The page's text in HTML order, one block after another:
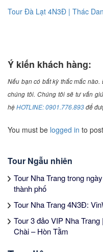
Tour Đà Lạt 4N3Đ | Thác
Ý kiến khách hàng:
Nếu bạn có bất kỳ thắc mắc
chúng tôi. Chúng tôi sẽ tư vấn
hệHOTLINE: 0901.776.893để
You must be logged in to
Tour Ngẫu nhiên
Tour Nha Trang trong
thành phố
Tour Nha Trang 4N3Đ:
Tour 3 đảo VIP Nha
Chài – Hòn Tằm